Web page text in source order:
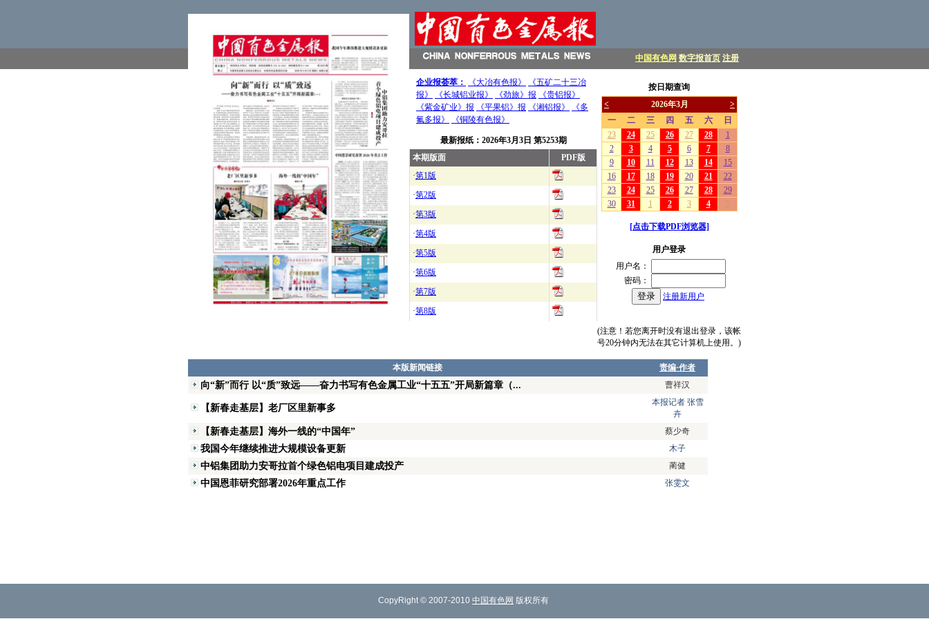
企业报荟萃： 《大冶有色报》
《五矿二十三冶
报》
《长城铝业报》 《劲旅》报
《贵铝报》
《紫金矿业》报
《平果铝》报 《湘铝报》
《多
氟多报》
《铜陵有色报》
最新报纸： 2026年3月3日 第5253期
本期版面
PDF版
·第1版
·第2版
·第3版
·第4版
·第5版
·第6版
·第7版
·第8版
中国有色网 数字报首页 注册
按日期查询
[点击下载PDF浏览器]
用户登录
用户名：
密码：
注册新用户
(注意！若您离开时没有退出登录，该帐
号20分钟内无法在其它计算机上使用。)
本版新闻链接 责编·作者
向“新”而行 以“质”致远——奋力书写有色金属工业“十五五”开局新篇章（... 曹祥汉
【新春走基层】老厂区里新事多
本报记者 张雪
卉
【新春走基层】海外一线的“中国年” 蔡少奇
我国今年继续推进大规模设备更新 木子
中铝集团助力安哥拉首个绿色铝电项目建成投产 蔺健
中国恩菲研究部署2026年重点工作 张雯文
CopyRight © 2007-2010 中国有色网 版权所有